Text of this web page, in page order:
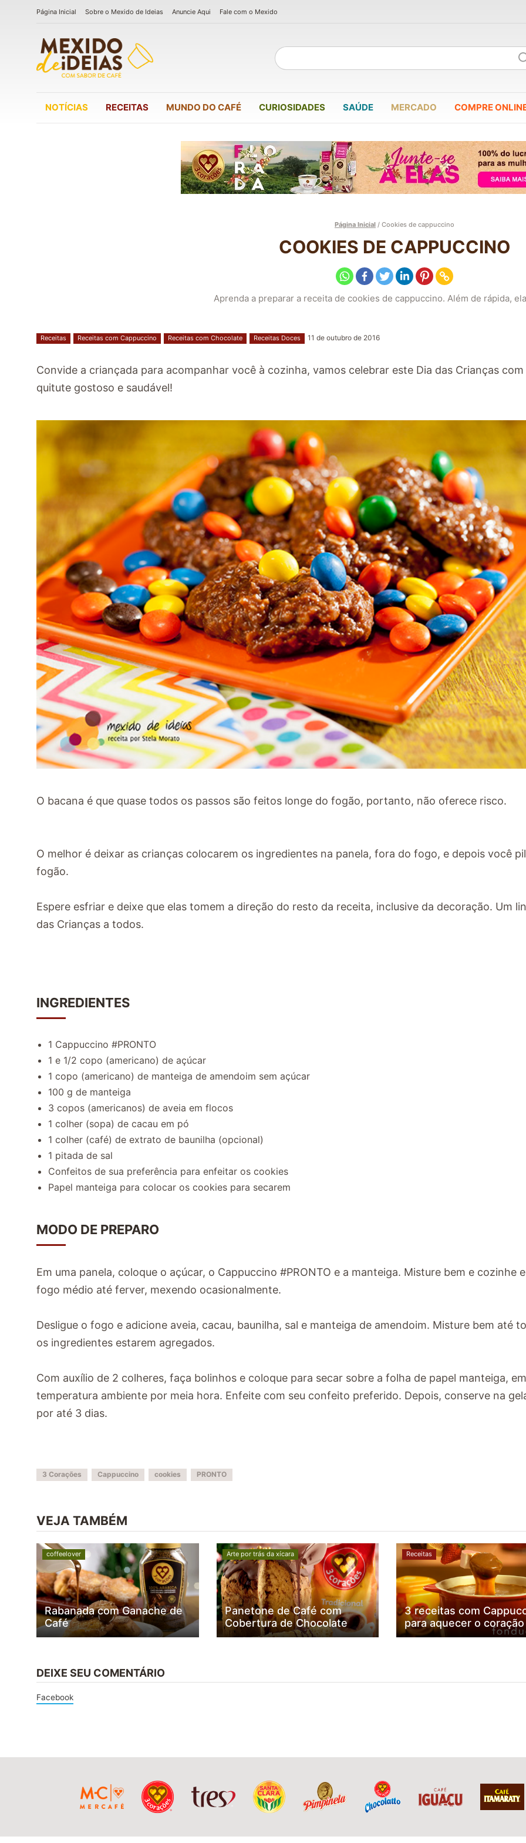
Página Inicial Sobre o Mexido de Ideias Anuncie Aqui Fale com o Mexido
NOTÍCIAS RECEITAS MUNDO DO CAFÉ CURIOSIDADES SAÚDE MERCADO COMPRE
Página Inicial / Cookies de cappuccino
COOKIES DE CAPPUCCINO
Aprenda a preparar a receita de cookies de cappuccino. Além de rápida,
Receitas Receitas com Cappuccino Receitas com Chocolate Receitas Doces 11 de outubro de 2016
Convide a criançada para acompanhar você à cozinha, vamos celebrar este Dia das Crianças com
quitute gostoso e saudável!
O bacana é que quase todos os passos são feitos longe do fogão, portanto, não oferece risco.
O melhor é deixar as crianças colocarem os ingredientes na panela, fora do fogo, e depois você
fogão.
Espere esfriar e deixe que elas tomem a direção do resto da receita, inclusive da decoração. Um
das Crianças a todos.
INGREDIENTES
1 Cappuccino #PRONTO
1 e 1/2 copo (americano) de açúcar
1 copo (americano) de manteiga de amendoim sem açúcar
100 g de manteiga
3 copos (americanos) de aveia em flocos
1 colher (sopa) de cacau em pó
1 colher (café) de extrato de baunilha (opcional)
1 pitada de sal
Confeitos de sua preferência para enfeitar os cookies
Papel manteiga para colocar os cookies para secarem
MODO DE PREPARO
Em uma panela, coloque o açúcar, o Cappuccino #PRONTO e a manteiga. Misture bem e cozinhe
fogo médio até ferver, mexendo ocasionalmente.
Desligue o fogo e adicione aveia, cacau, baunilha, sal e manteiga de amendoim. Misture bem até
os ingredientes estarem agregados.
Com auxílio de 2 colheres, faça bolinhos e coloque para secar sobre a folha de papel manteiga, em
temperatura ambiente por meia hora. Enfeite com seu confeito preferido. Depois, conserve na
por até 3 dias.
3 Corações Cappuccino cookies PRONTO
VEJA TAMBÉM
coffeelover
Rabanada com Ganache de
Café
Arte por trás da xícara
Panetone de Café com
Cobertura de Chocolate
Receitas
3 receitas com
para aquecer o coração
DEIXE SEU COMENTÁRIO
Facebook